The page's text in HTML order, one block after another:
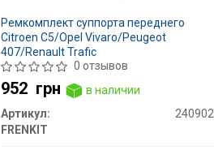
Ремкомплект суппорта переднего
Citroen C5/Opel Vivaro/Peugeot
407/Renault Trafic
0 отзывов
952 грн
в наличии
Артикул:
240902
FRENKIT